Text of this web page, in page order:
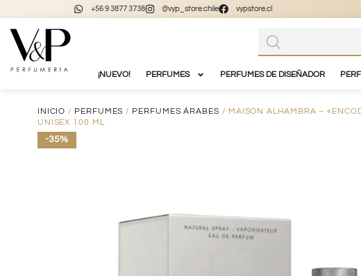
+56 9 3877 3738 @vyp_store.chile vypstore.cl
¡NUEVO! PERFUMES PERFUMES DE DISEÑADOR
INICIO / PERFUMES / PERFUMES ÁRABES / MAISON ALHAMBRA –
UNISEX 100 ML
-35%